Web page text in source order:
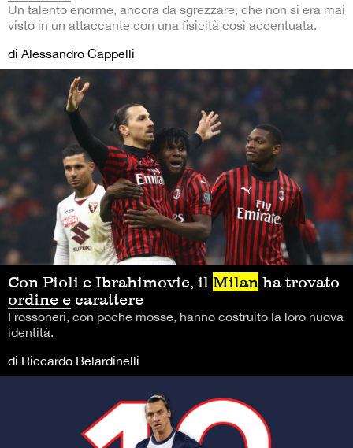
Un talento enorme, ancora da sgrezzare, che non si era mai
visto in un attaccante con una fisicità così accentuata.
di Alessandro Cappelli
Con Pioli e Ibrahimovic, il Milan ha trovato
ordine e carattere
I rossoneri, con poche mosse, hanno costruito la loro nuova
identità.
di Riccardo Belardinelli